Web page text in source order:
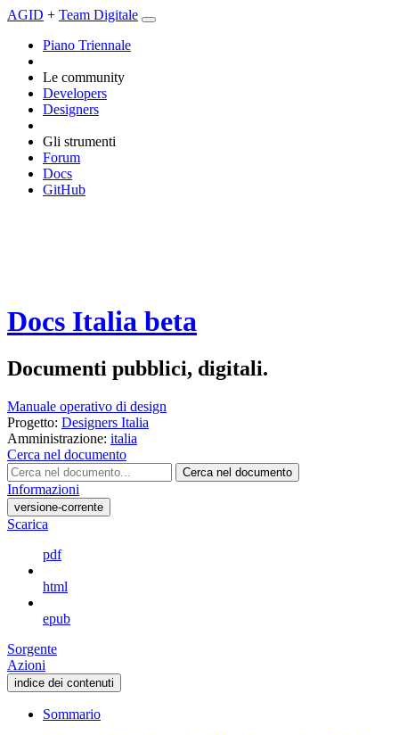
AGID + Team Digitale
Piano Triennale
Le community
Developers
Designers
Gli strumenti
Forum
Docs
GitHub
Docs Italia beta
Documenti pubblici, digitali.
Manuale operativo di design
Progetto: Designers Italia
Amministrazione: italia
Cerca nel documento
Cerca nel documento
Informazioni
versione-corrente
Scarica
pdf
html
epub
Sorgente
Azioni
indice dei contenuti
Sommario